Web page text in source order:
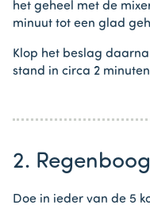
het geheel met de
minuut tot een glad
Klop het beslag
stand in circa 2
2.
Doe in ieder van de 5